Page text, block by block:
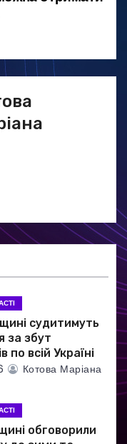
судитимуть
за збут
по всій Україні
Котова Маріана
обговорили